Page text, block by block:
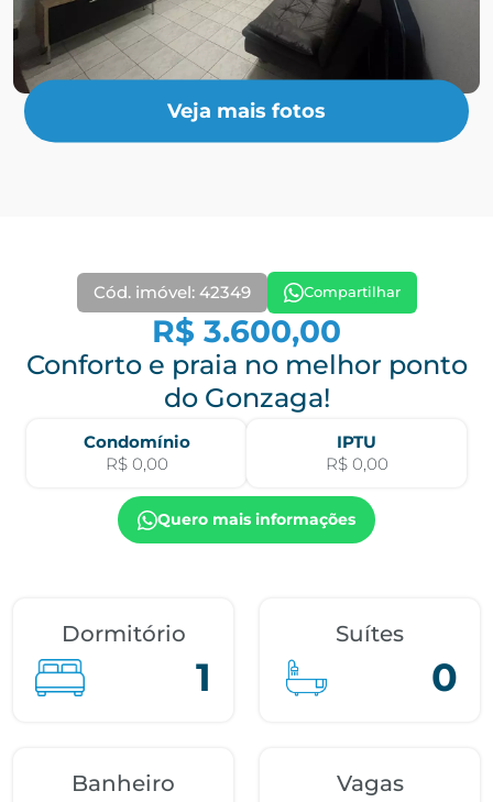
Veja mais fotos
Cód. imóvel: 42349 Compartilhar
R$ 3.600,00
Conforto e praia no melhor ponto
do Gonzaga!
Condomínio
R$ 0,00
IPTU
R$ 0,00
Quero mais informações
Dormitório
1
Suítes
0
Banheiro Vagas